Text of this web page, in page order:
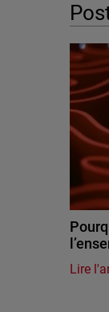
Lire